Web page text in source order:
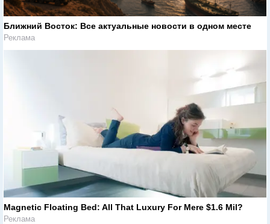
Ближний Восток: Все актуальные новости в одном месте
Реклама
Magnetic Floating Bed: All That Luxury For Mere $1.6 Mil?
Реклама